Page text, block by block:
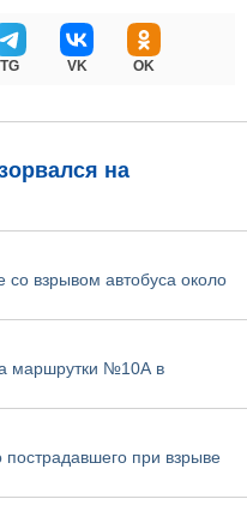
TG VK OK
на
со взрывом автобуса около
маршрутки №10А в
при взрыве